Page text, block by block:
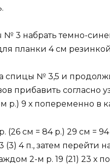
№ 3 набрать темно-
планки 4 см
спицы № 3,5 и
прибавить согласно
р.) 9 х попеременно в
(26 см = 84 р.) 29 см =
(3) 4 п., затем перейти
2-м р. 19 (21) 23 х по